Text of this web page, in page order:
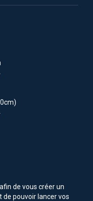
de vous créer un
pouvoir lancer vos